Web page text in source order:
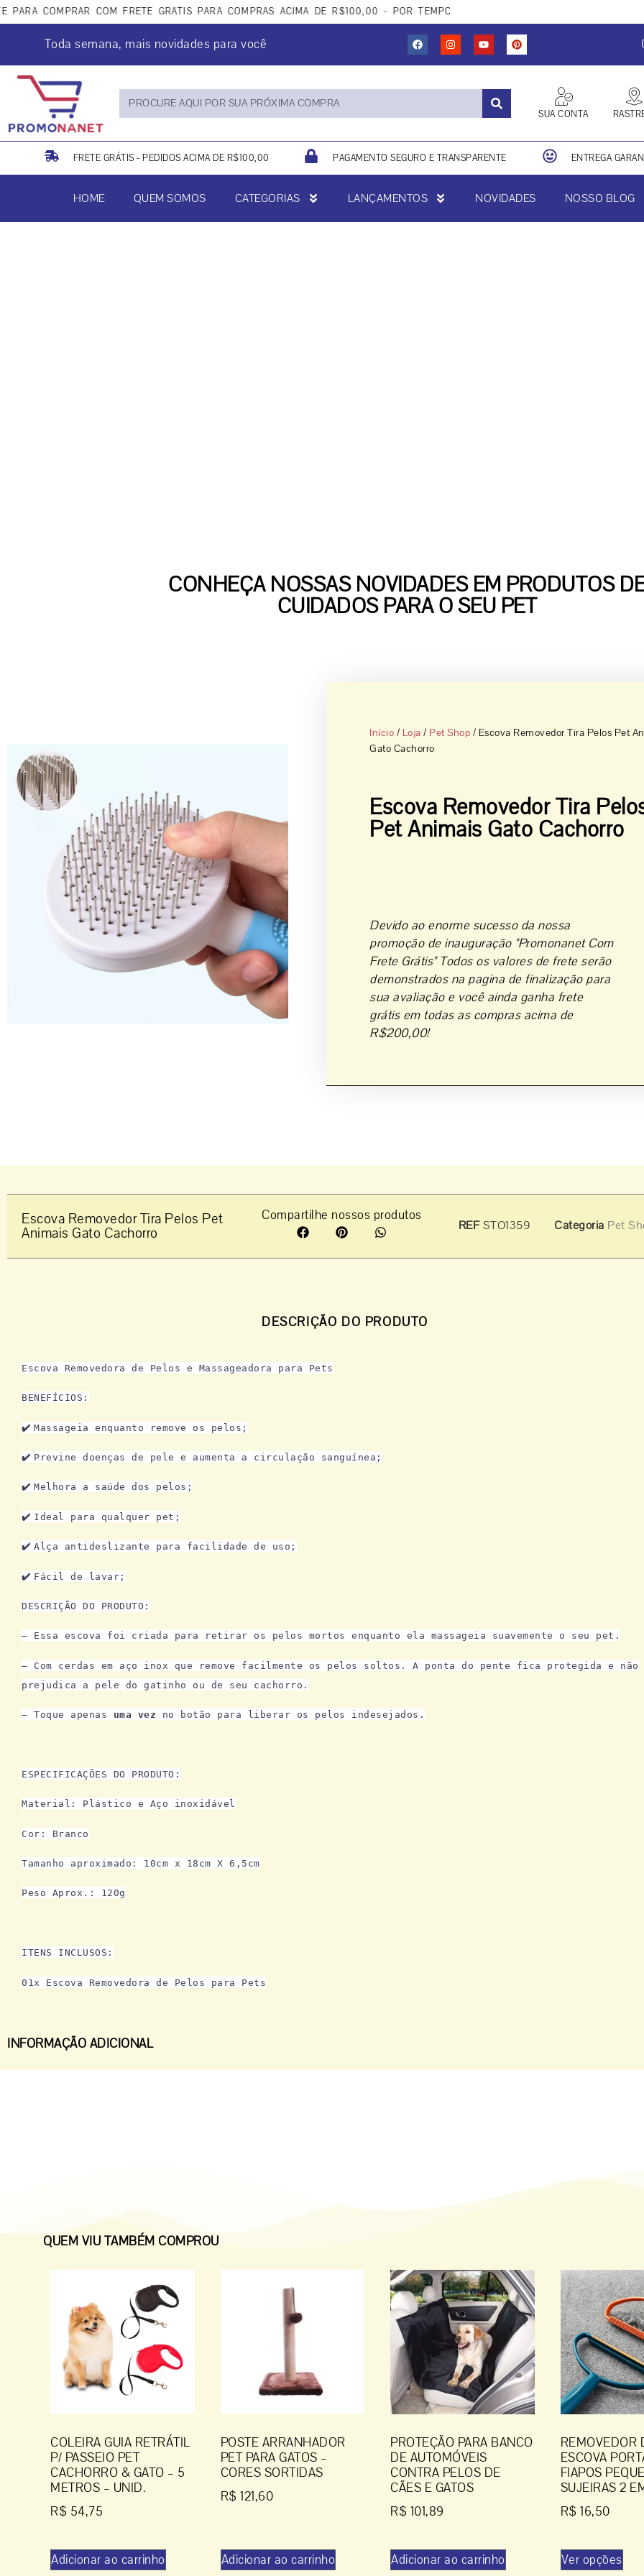
COMPRAR COM FRETE GRÁTIS PARA COMPRAS ACIMA DE R$100,00 - POR TEMPO LIMITADO
Toda semana, mais novidades para você
SUA CONTA
FRETE GRÁTIS - PEDIDOS ACIMA DE R$100,00 PAGAMENTO SEGURO E TRANSPARENTE ENTREGA
HOME QUEM SOMOS CATEGORIAS LANÇAMENTOS NOVIDADES NOSSO BLOG
CONHEÇA NOSSAS NOVIDADES EM PRODUTOS
CUIDADOS PARA O SEU PET
Início / Loja / Pet Shop / Escova Removedor Tira Pelos Pet
Gato Cachorro
Escova Removedor Tira
Pet Animais Gato Cachorro
Devido ao enorme sucesso da nossa
promoção de inauguração "Promonanet Com
Frete Grátis" Todos os valores de frete serão
demonstrados na pagina de finalização para
sua avaliação e você ainda ganha frete
grátis em todas as compras acima de
R$200,00!
Escova Removedor Tira Pelos Pet
Animais Gato Cachorro
Compartilhe nossos produtos
REFSTO1359 Categoria Pet
DESCRIÇÃO DO PRODUTO
Escova Removedora de Pelos e Massageadora para Pets
BENEFÍCIOS:
✔️ Massageia enquanto remove os pelos;
✔️ Previne doenças de pele e aumenta a circulação sanguínea;
✔️ Melhora a saúde dos pelos;
✔️ Ideal para qualquer pet;
✔️ Alça antideslizante para facilidade de uso;
✔️ Fácil de lavar;
DESCRIÇÃO DO PRODUTO:
– Essa escova foi criada para retirar os pelos mortos enquanto ela massageia suavemente o seu pet.
– Com cerdas em aço inox que remove facilmente os pelos soltos. A ponta do pente fica protegida e não
prejudica a pele do gatinho ou de seu cachorro.
– Toque apenas uma vez no botão para liberar os pelos indesejados.
ESPECIFICAÇÕES DO PRODUTO:
Material: Plástico e Aço inoxidável
Cor: Branco
Tamanho aproximado: 10cm x 18cm X 6,5cm
Peso Aprox.: 120g
ITENS INCLUSOS:
01x Escova Removedora de Pelos para Pets
INFORMAÇÃO ADICIONAL
QUEM VIU TAMBÉM COMPROU
COLEIRA GUIA RETRÁTIL
P/ PASSEIO PET
CACHORRO & GATO – 5
METROS – UNID.
R$ 54,75
Adicionar ao carrinho
POSTE ARRANHADOR
PET PARA GATOS –
CORES SORTIDAS
R$ 121,60
Adicionar ao carrinho
PROTEÇÃO PARA BANCO
DE AUTOMÓVEIS
CONTRA PELOS DE
CÃES E GATOS
R$ 101,89
Adicionar ao carrinho
REMOVEDOR
ESCOVA
FIAPOS
SUJEIRAS 2
R$ 16,50
Ver opções